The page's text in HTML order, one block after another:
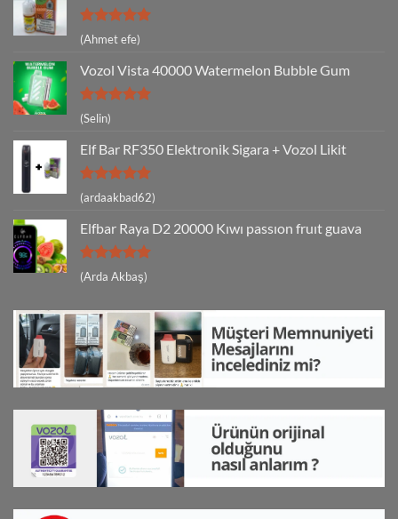
5 üzerinden
5
(Ahmet efe)
Vozol Vista 40000 Watermelon Bubble Gum
5 üzerinden
5
oy aldı
(Selin)
Elf Bar RF350 Elektronik Sigara + Vozol Likit
5 üzerinden
5
(ardaakbad62)
Elfbar Raya D2 20000 Kıwı passıon fruıt guava
5 üzerinden
5
(Arda Akbaş)